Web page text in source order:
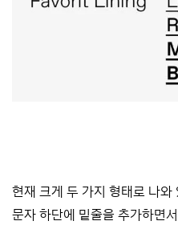
현재 크게 두 가지 형태로 나와
문자 하단에 밑줄을 추가하면